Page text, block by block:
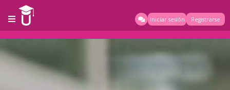
Iniciar sesión Registrarse